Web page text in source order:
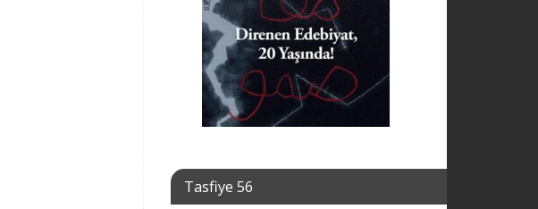
Tasfiye 56